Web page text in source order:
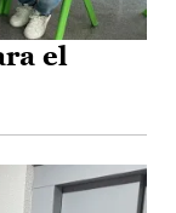
el